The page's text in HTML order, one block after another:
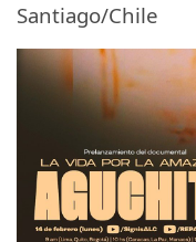
Santiago/Chile